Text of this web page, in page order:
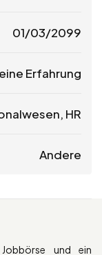
01/03/2099
Erfahrung
HR
Andere
und ein